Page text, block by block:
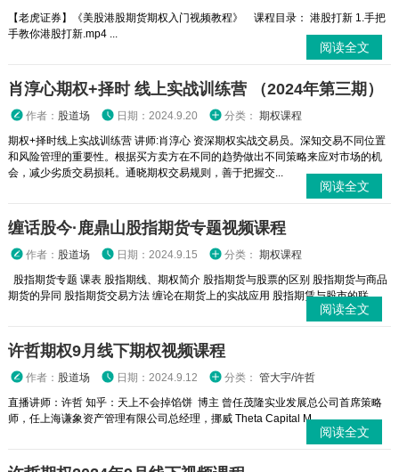
【老虎证券】《美股港股期货期权入门视频教程》 课程目录： 港股打新 1.手把
手教你港股打新.mp4 ...
阅读全文
肖淳心期权+择时 线上实战训练营 （2024年第三期）
作者： 股道场 日期：2024.9.20 分类： 期权课程
期权+择时线上实战训练营 讲师:肖淳心 资深期权实战交易员。深知交易不同位置
和风险管理的重要性。根据买方卖方在不同的趋势做出不同策略来应对市场的机
会，减少劣质交易损耗。通晓期权交易规则，善于把握交...
阅读全文
缠话股今·鹿鼎山股指期货专题视频课程
作者： 股道场 日期：2024.9.15 分类： 期权课程
股指期货专题 课表 股指期线、期权简介 股指期货与股票的区别 股指期货与商品
期货的异同 股指期货交易方法 缠论在期货上的实战应用 股指期赁与股市的联...
阅读全文
许哲期权9月线下期权视频课程
作者： 股道场 日期：2024.9.12 分类： 管大宇/许哲
直播讲师：许哲 知乎：天上不会掉馅饼 博主 曾任茂隆实业发展总公司首席策略
师，任上海谦象资产管理有限公司总经理，挪威 Theta Capital M...
阅读全文